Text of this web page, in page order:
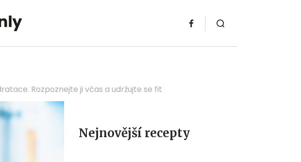
Rozpoznejte ji včas a udržujte se fit
Nejnovější recepty